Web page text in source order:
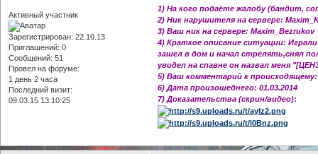
Активный участник
Зарегистрирован: 22.10.13
Приглашений: 0
Сообщений: 51
Провел на форуме:
1 день 2 часа
Последний визит:
09.03.15 13:10:25
1) На кого подаёте жалобу (бандит,
2) Ник нарушителя на сервере:
3) Ваш ник на сервере: Maxim_Bezrukov
4) Краткое описание ситуации:
зашел в дом и начал стрелять,снял
увидел на спавне он назвал меня
5) Ваш комментарий к происходящему:
6) Дата произошеднего: 01.03.2014
7) Доказательства (скрин/видео):